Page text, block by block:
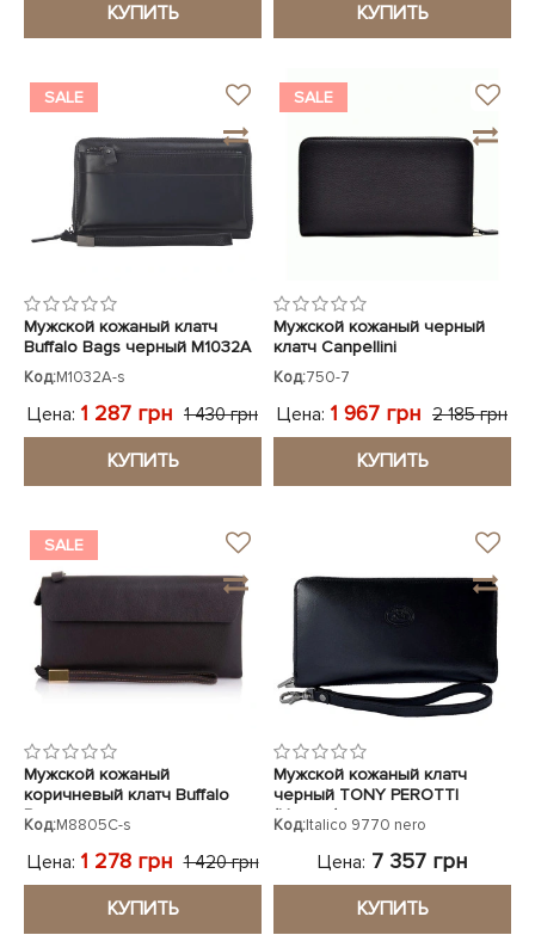
КУПИТЬ КУПИТЬ
SALE
Мужской кожаный клатч
Buffalo Bags черный M1032A
Код:M1032A-s
Цена: 1 287 грн 1 430 грн
КУПИТЬ
SALE
Мужской кожаный черный
клатч Canpellini
Код:750-7
Цена: 1 967 грн 2 185 грн
КУПИТЬ
SALE
Мужской кожаный
коричневый клатч Buffalo
Bags
Код:M8805C-s
Цена: 1 278 грн 1 420 грн
КУПИТЬ
Мужской кожаный клатч
черный TONY PEROTTI
(Италия)
Код:Italico 9770 nero
Цена: 7 357 грн
КУПИТЬ